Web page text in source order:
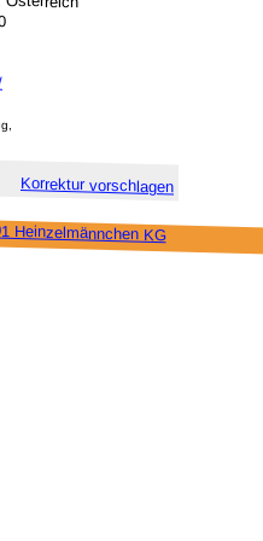
Korrektur vor­schlagen
Heinzel­männchen KG